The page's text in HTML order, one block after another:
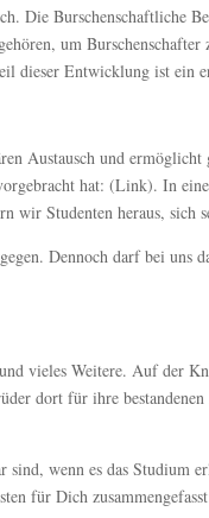
Die Burschenschaftliche
um Burschenschafter
dieser Entwicklung ist ein
Austausch und ermöglicht
hat: (Link). In
wir Studenten heraus,
Dennoch darf bei uns
vieles Weitere. Auf der
dort für ihre
wenn es das Studium
für Dich